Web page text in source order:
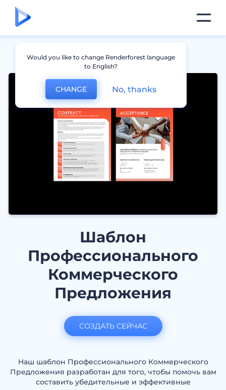
Шаблон
Профессионального
Коммерческого
Предложения
Наш шаблон Профессионального Коммерческого
Предложения разработан для того, чтобы помочь вам
составить убедительные и эффективные
СОЗДАТЬ СЕЙЧАС
Would you like to change Renderforest language
to English?
CHANGE No, thanks